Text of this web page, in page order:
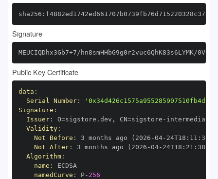
Signature
MEUCIQDhx3Gb7+7/hn8smHHbG9g0r2vuc6QhK83s6LYMK/
Public Key Certificate
data :
Serial Number:
Signature :
Issuer: O=sigstore.dev , CN=sigstore -
Validity:
Not Before : 3 months ago (2026 -04- 24T18 : 11 :
Not After: 3 months ago (2026 -04- 24T18 : 21 : 38+00
Algorithm:
name :
namedCurve : P- 256